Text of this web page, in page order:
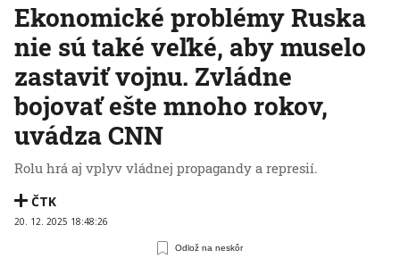
Ekonomické problémy Ruska
nie sú také veľké, aby muselo
zastaviť vojnu. Zvládne
bojovať ešte mnoho rokov,
uvádza CNN
Rolu hrá aj vplyv vládnej propagandy a represií.
ČTK
20. 12. 2025 18:48:26
Odlož na neskôr